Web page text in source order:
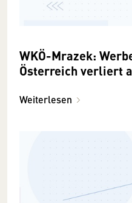
WKÖ-Mrazek:
Österreich verliert
Weiterlesen